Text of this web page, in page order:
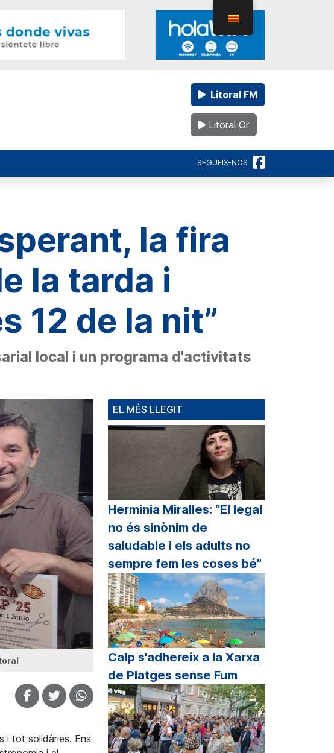
Litoral FM
Litoral Or
SEGUEIX-NOS
la fira
la tarda i
12 de la nit”
local i un programa d'activitats
i tot solidàries. Ens
EL MÉS LLEGIT
Herminia Miralles: “El legal
no és sinònim de
saludable i els adults no
sempre fem les coses bé”
Calp s'adhereix a la Xarxa
de Platges sense Fum